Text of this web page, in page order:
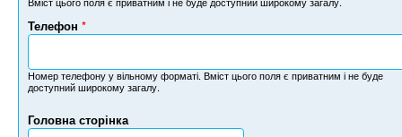
Головна сторінка
Телефон *
Н
м
е
т
Номер телефону у вільному форматі. Вміст цього поля є приватним і не буде
доступний широкому загалу.